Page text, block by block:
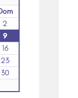
2
9
16
23
30